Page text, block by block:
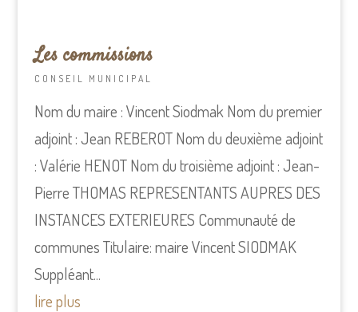
Les commissions
CONSEIL MUNICIPAL
Nom du maire : Vincent Siodmak Nom du premier
adjoint : Jean REBEROT Nom du deuxième adjoint
: Valérie HENOT Nom du troisième adjoint : Jean-
Pierre THOMAS REPRESENTANTS AUPRES DES
INSTANCES EXTERIEURES Communauté de
communes Titulaire: maire Vincent SIODMAK
Suppléant...
lire plus